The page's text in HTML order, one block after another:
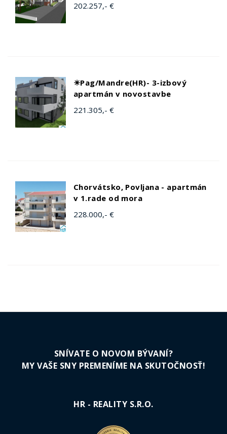
202.257,- €
☀Pag/Mandre(HR)- 3-izbový
apartmán v novostavbe
221.305,- €
Chorvátsko, Povljana - apartmán
v 1.rade od mora
228.000,- €
SNÍVATE O NOVOM BÝVANÍ?
MY VAŠE SNY PREMENÍME NA SKUTOČNOSŤ!
HR - REALITY S.R.O.